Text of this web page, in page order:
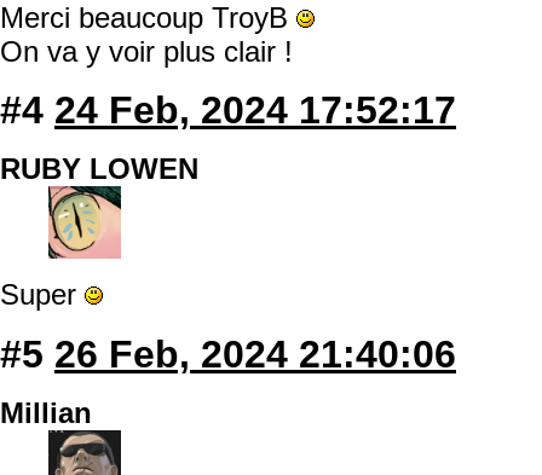
Merci beaucoup TroyB
On va y voir plus clair !
#4 24 Feb, 2024 17:52:17
RUBY LOWEN
Super
#5 26 Feb, 2024 21:40:06
Millian